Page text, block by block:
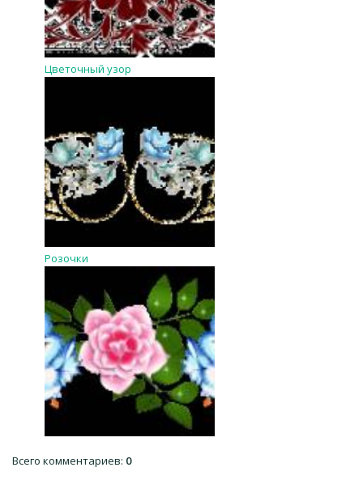
Цветочный узор
Розочки
Всего комментариев: 0